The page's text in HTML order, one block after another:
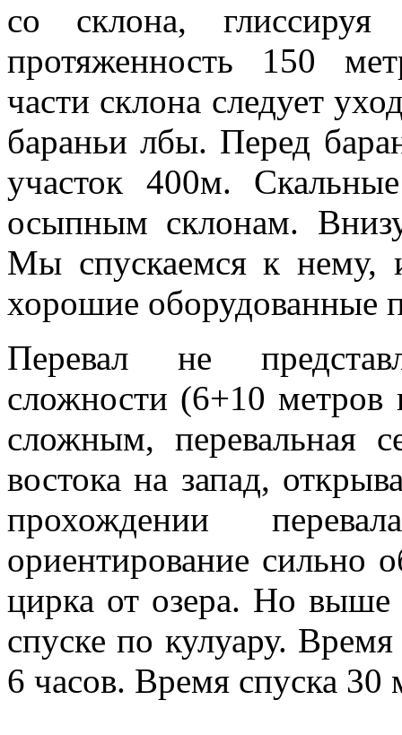
со склона,
протяженность 150
части склона следует
бараньи лбы. Перед
участок 400м.
осыпным склонам.
Мы спускаемся к нему,
хорошие оборудованные
Перевал не
сложности (6+10 метров
сложным, перевальная
востока на запад,
прохождении
ориентирование сильно
цирка от озера. Но выше
спуске по кулуару.
6 часов. Время спуска 30